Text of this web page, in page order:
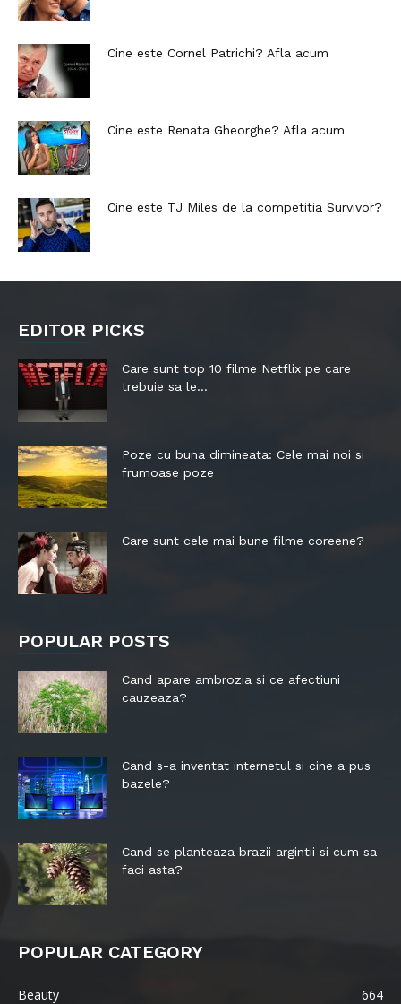
Cine este Cornel Patrichi? Afla acum
Cine este Renata Gheorghe? Afla acum
Cine este TJ Miles de la competitia Survivor?
EDITOR PICKS
Care sunt top 10 filme Netflix pe care
trebuie sa le...
Poze cu buna dimineata: Cele mai noi si
frumoase poze
Care sunt cele mai bune filme coreene?
POPULAR POSTS
Cand apare ambrozia si ce afectiuni
cauzeaza?
Cand s-a inventat internetul si cine a pus
bazele?
Cand se planteaza brazii argintii si cum sa
faci asta?
POPULAR CATEGORY
Beauty
664